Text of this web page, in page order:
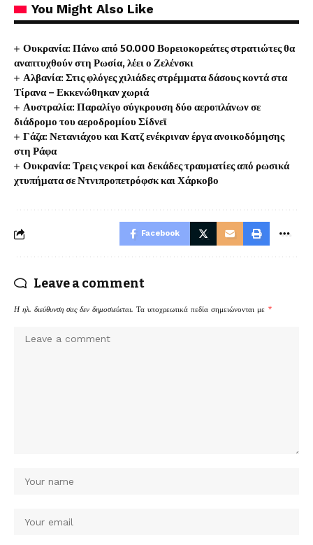
You Might Also Like
Ουκρανία: Πάνω από 50.000 Βορειοκορεάτες στρατιώτες θα
αναπτυχθούν στη Ρωσία, λέει ο Ζελένσκι
Αλβανία: Στις φλόγες χιλιάδες στρέμματα δάσους κοντά στα
Τίρανα – Εκκενώθηκαν χωριά
Αυστραλία: Παραλίγο σύγκρουση δύο αεροπλάνων σε
διάδρομο του αεροδρομίου Σίδνεϊ
Γάζα: Νετανιάχου και Κατζ ενέκριναν έργα ανοικοδόμησης
στη Ράφα
Ουκρανία: Τρεις νεκροί και δεκάδες τραυματίες από ρωσικά
χτυπήματα σε Ντνιπροπετρόφσκ και Χάρκοβο
Facebook
Leave a comment
Η ηλ. διεύθυνση σας δεν δημοσιεύεται. Τα υποχρεωτικά πεδία σημειώνονται με *